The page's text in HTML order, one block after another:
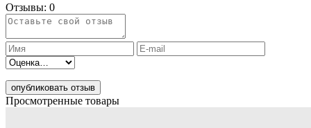
Отзывы: 0
опубликовать отзыв
Просмотренные товары